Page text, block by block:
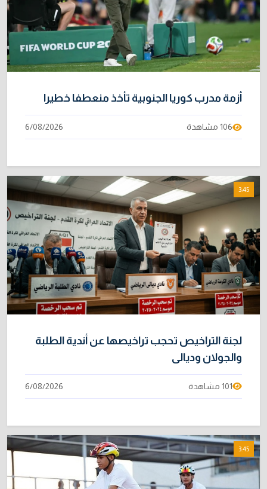
أزمة مدرب كوريا الجنوبية تأخذ منعطفا خطيرا
106 مشاهدة 6/08/2026
3:45
لجنة التراخيص تحجب تراخيصها عن أندية الطلبة
والجولان وديالى
101 مشاهدة 6/08/2026
3:45